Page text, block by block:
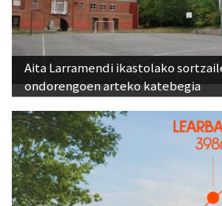
Aita Larramendi ikastolako
ondorengoen arteko katebegia